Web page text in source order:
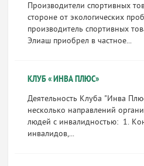
Производители спортивных
стороне от экологических
производитель спортивных
Элиаш приобрел в частное...
КЛУБ « ИНВА ПЛЮС»
Деятельность Клуба "Инва
несколько направлений
людей с инвалидностью: 1.
инвалидов,...